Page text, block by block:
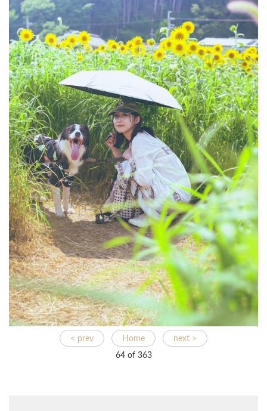
< prev Home next >
64 of 363